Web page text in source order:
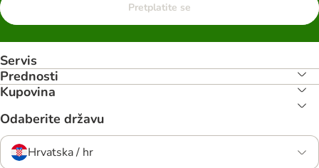
Pretplatite se
Servis
Prednosti
Kupovina
Odaberite državu
Hrvatska / hr